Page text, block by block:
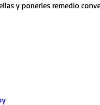
y ponerles remedio